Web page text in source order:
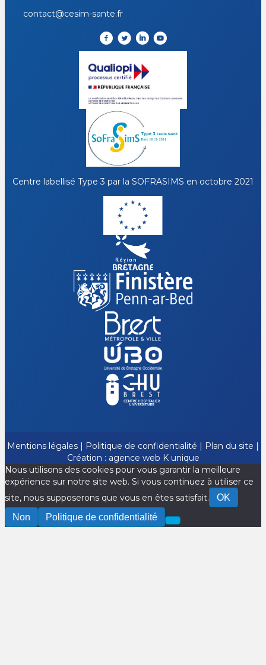
contact@cesim-sante.fr
Centre labellisé Type 3 par la SOFRASIMS en octobre 2021
Mentions légales Politique de confidentialité Plan du site
Création : agence web K unique
Nous utilisons des cookies pour vous garantir la meilleure
expérience sur notre site web. Si vous continuez à utiliser ce
site, nous supposerons que vous en êtes satisfait.
OK
Non
Politique de confidentialité